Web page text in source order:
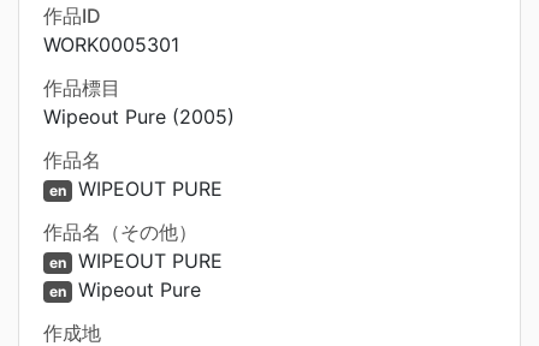
作品ID
WORK0005301
作品標目
Wipeout Pure (2005)
作品名
en WIPEOUT PURE
作品名（その他）
en WIPEOUT PURE
en Wipeout Pure
作成地